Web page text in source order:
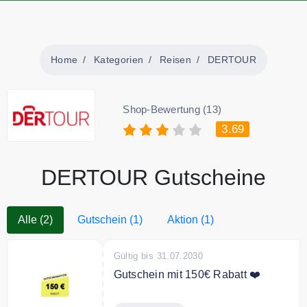
Home Kategorien Reisen DERTOUR
Shop-Bewertung (13)
3.69
DERTOUR Gutscheine
Alle (2) Gutschein (1) Aktion (1)
Gültig bis 31.07.2030
Gutschein mit 150€ Rabatt ❤️